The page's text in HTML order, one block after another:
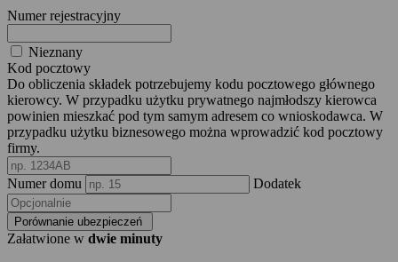
Numer rejestracyjny
Nieznany
Kod pocztowy
Do obliczenia składek potrzebujemy kodu pocztowego głównego
kierowcy. W przypadku użytku prywatnego najmłodszy kierowca
powinien mieszkać pod tym samym adresem co wnioskodawca. W
przypadku użytku biznesowego można wprowadzić kod pocztowy
firmy.
Numer domu Dodatek
Porównanie ubezpieczeń
Załatwione w dwie minuty